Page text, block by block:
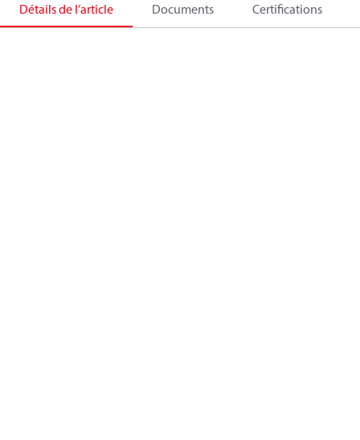
Détails de l’article Documents Certifications